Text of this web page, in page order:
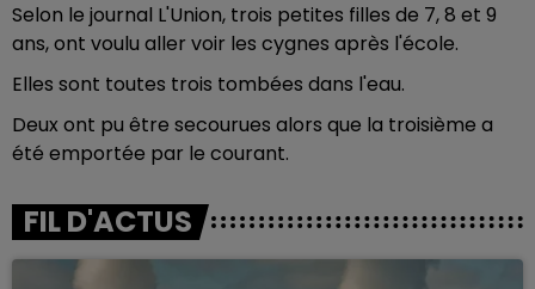
Selon le journal L'Union, trois petites filles de 7, 8 et 9
ans, ont voulu aller voir les cygnes après l'école.
Elles sont toutes trois tombées dans l'eau.
Deux ont pu être secourues alors que la troisième a
été emportée par le courant.
FIL D'ACTUS